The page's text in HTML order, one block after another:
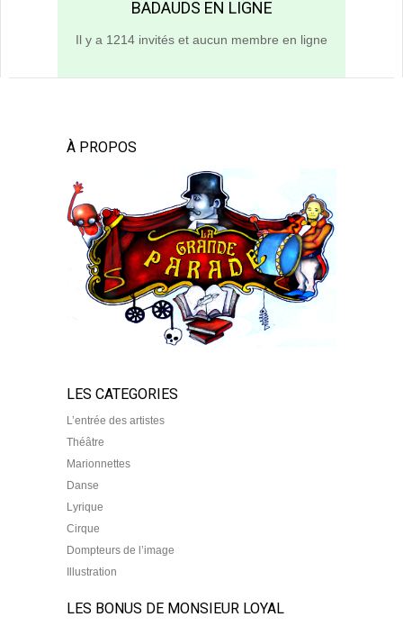
BADAUDS EN LIGNE
Il y a 1214 invités et aucun membre en ligne
À PROPOS
LES CATEGORIES
L’entrée des artistes
Théâtre
Marionnettes
Danse
Lyrique
Cirque
Dompteurs de l’image
Illustration
LES BONUS DE MONSIEUR LOYAL